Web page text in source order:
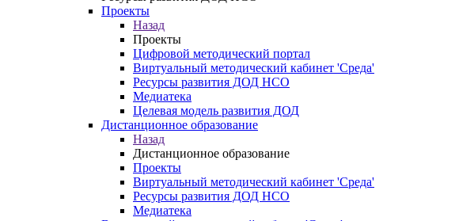
Проекты
Назад
Проекты
Цифровой методический портал
Виртуальный методический кабинет 'Среда'
Ресурсы развития ДОД НСО
Медиатека
Целевая модель развития ДОД
Дистанционное образование
Назад
Дистанционное образование
Проекты
Виртуальный методический кабинет 'Среда'
Ресурсы развития ДОД НСО
Медиатека